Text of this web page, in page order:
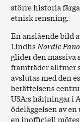
större historia
etnisk rensning.
En anslående bild
LindhsNordic
glider den massiva
framträder alltmer
avslutas med den
berättelsens
USA:s härjningar i
ödeläggelsen av
en inofficiell